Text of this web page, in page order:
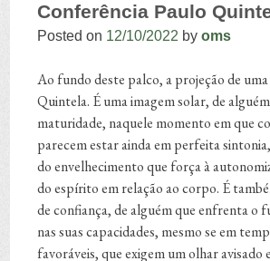
Conferência Paulo
Posted on 12/10/2022 byoms
Ao fundo deste palco, a projeção de
Quintela. É uma imagem solar, de
maturidade, naquele momento em que
parecem estar ainda em perfeita
do envelhecimento que força à
do espírito em relação ao corpo. É
de confiança, de alguém que enfrenta o
nas suas capacidades, mesmo se em
favoráveis, que exigem um olhar avisado